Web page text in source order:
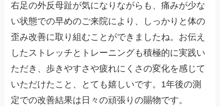
右足の外反母趾が気になりながらも、痛みが少な
い状態での早めのご来院により、しっかりと体の
歪み改善に取り組むことができましたね。お伝え
したストレッチとトレーニングも積極的に実践い
ただき、歩きやすさや疲れにくさの変化を感じて
いただけたこと、とても嬉しいです。1年後の測
定での改善結果は日々の頑張りの賜物です。